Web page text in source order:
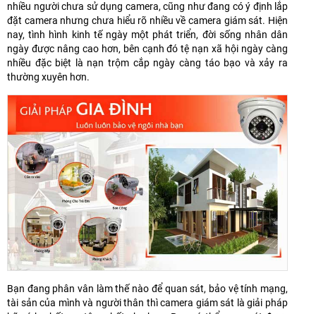
nhiều người chưa sử dụng camera, cũng như đang có ý định lắp
đặt camera nhưng chưa hiểu rõ nhiều về camera giám sát. Hiện
nay, tình hình kinh tế ngày một phát triển, đời sống nhân dân
ngày được nâng cao hơn, bên cạnh đó tệ nạn xã hội ngày càng
nhiều đặc biệt là nạn trộm cắp ngày càng táo bạo và xảy ra
thường xuyên hơn.
Bạn đang phân vân làm thế nào để quan sát, bảo vệ tính mạng,
tài sản của mình và người thân thì camera giám sát là giải pháp